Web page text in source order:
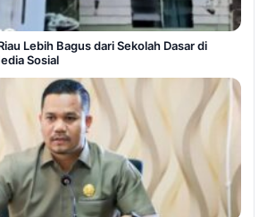
Lebih Bagus dari Sekolah Dasar di
Sosial